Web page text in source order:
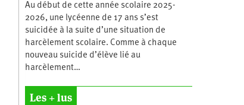
Au début de cette année scolaire 2025-
2026, une lycéenne de 17 ans s’est
suicidée à la suite d’une situation de
harcèlement scolaire. Comme à chaque
nouveau suicide d’élève lié au
harcèlement…
Les + lus